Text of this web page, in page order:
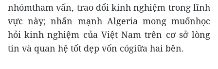
nhómtham vấn, trao đổi kinh nghiệm trong lĩnh
vực này; nhấn mạnh Algeria mong muốnhọc
hỏi kinh nghiệm của Việt Nam trên cơ sở lòng
tin và quan hệ tốt đẹp vốn cógiữa hai bên.